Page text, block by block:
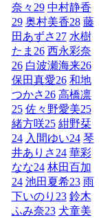
奈々29 中村静香
29 奥村美香28 藤
田あずさ27 水樹
たま 26 西永彩奈
26 白波瀬海来26
保田真愛26 和地
つかさ26 高橋凛
25 佐々野愛美25
緒方咲25 紺野栞
24 入間ゆい24 琴
井ありさ24 華彩
なな24 林田百加
24 池田夏希23 雨
下いのり 23 鈴木
ふみ奈23 犬童美